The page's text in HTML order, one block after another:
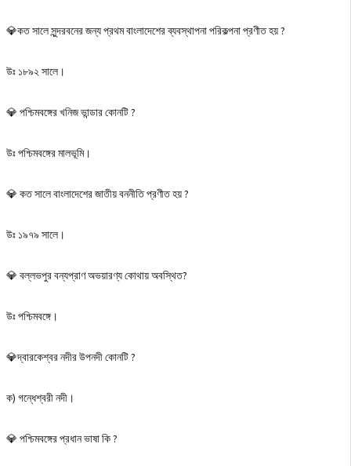
💎কত সালে সুন্দরবনের জন্য প্রথম বাংলাদেশের ব্যবস্থাপনা পরিকল্পনা প্রণীত হয় ?
উঃ ১৮৯২ সালে।
💎 পশ্চিমবঙ্গের খনিজ ভান্ডার কোনটি ?
উঃ পশ্চিমবঙ্গের মালভূমি।
💎 কত সালে বাংলাদেশের জাতীয় বননীতি প্রণীত হয় ?
উঃ ১৯৭৯ সালে।
💎 বল্লভপুর বন্যপ্রাণ অভয়ারণ্য কোথায় অবস্থিত?
উঃ পশ্চিমবঙ্গে।
💎দ্বারকেশ্বর নদীর উপনদী কোনটি ?
ক) গন্ধেশ্বরী নদী।
💎 পশ্চিমবঙ্গের প্রধান ভাষা কি ?